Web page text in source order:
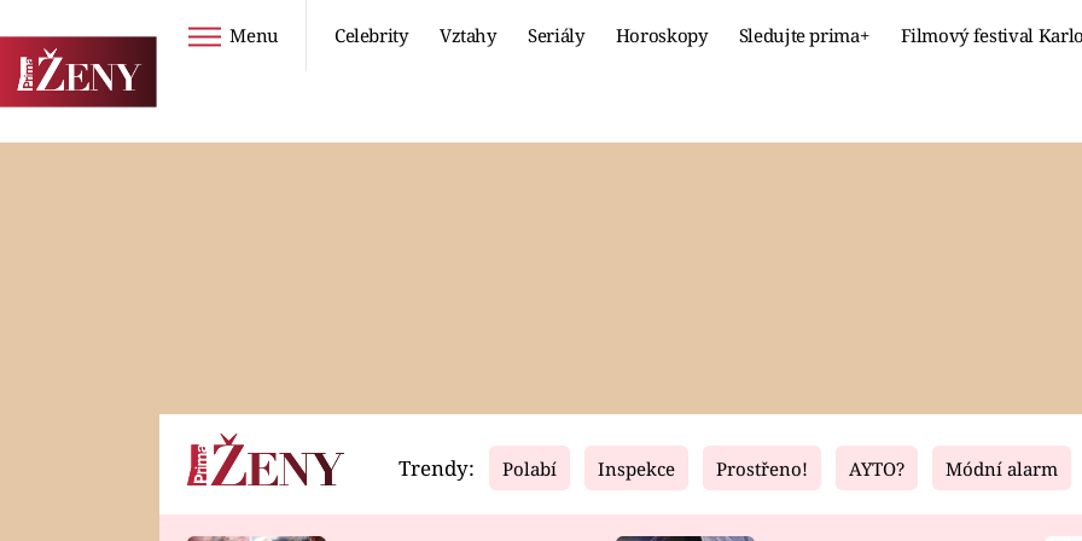
Menu Celebrity Vztahy Seriály Horoskopy Sledujte prima+ Filmový festival
Horoskopy Video Fresh Living
Trendy: Polabí Inspekce Prostřeno! AYTO? Módní alarm